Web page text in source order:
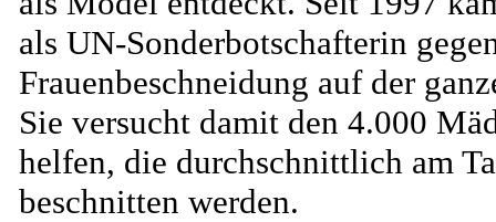
als UN-Sonderbotschafterin
Frauenbeschneidung auf der
Sie versucht damit den 4.000
helfen, die durchschnittlich am
beschnitten werden.